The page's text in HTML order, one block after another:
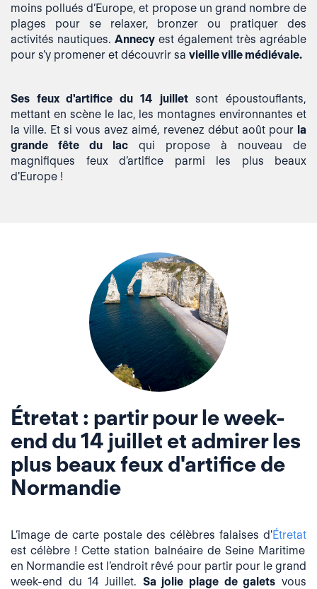
moins pollués d’Europe, et propose un grand nombre de
plages pour se relaxer, bronzer ou pratiquer des
activités nautiques. Annecy est également très agréable
pour s’y promener et découvrir sa vieille ville médiévale.
Ses feux d'artifice du 14 juilletsont époustouflants,
mettant en scène le lac, les montagnes environnantes et
la ville. Et si vous avez aimé, revenez début août pour la
grande fête du lac qui propose à nouveau de
magnifiques feux d’artifice parmi les plus beaux
d'Europe !
Étretat : partir pour le week-
end du 14 juillet et admirer les
plus beaux feux d'artifice de
Normandie
L’image de carte postale des célèbres falaises d'Étretat
est célèbre ! Cette station balnéaire de Seine Maritime
en Normandie est l’endroit rêvé pour partir pour le grand
week-end du 14 Juillet. Sa jolie plage de galets vous